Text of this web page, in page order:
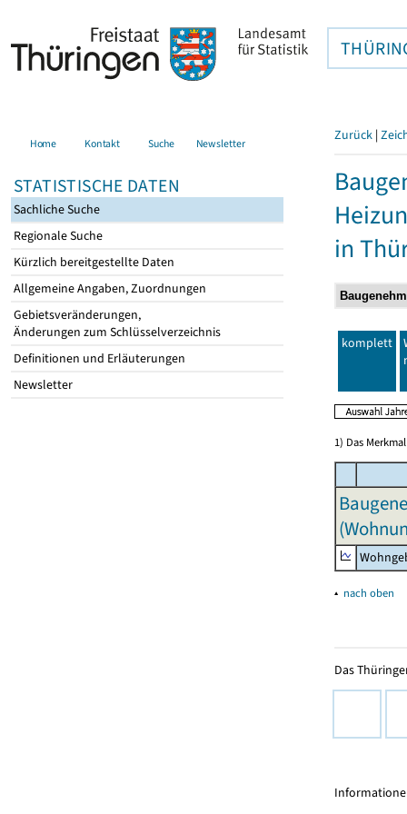
Home Kontakt Suche Newsletter
STATISTISCHE DATEN
Sachliche Suche
Regionale Suche
Kürzlich bereitgestellte Daten
Allgemeine Angaben, Zuordnungen
Gebietsveränderungen,
Änderungen zum Schlüsselverzeichnis
Definitionen und Erläuterungen
Newsletter
Zurück |
in
komplett
1) Das
▴ nach oben
Das